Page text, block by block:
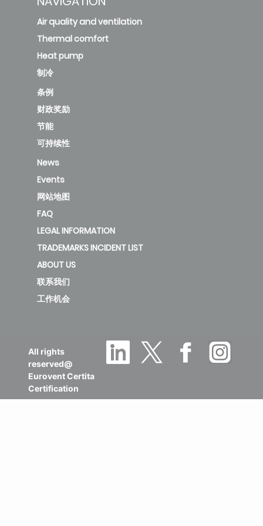
Air quality and ventilation
Thermal comfort
Heat pump
制冷
条例
财政奖励
节能
可持续性
News
Events
网站地图
FAQ
LEGAL INFORMATION
TRADEMARKS INCIDENT LIST
ABOUT US
联系我们
工作机会
All rights
reserved@
Eurovent Certita
Certification